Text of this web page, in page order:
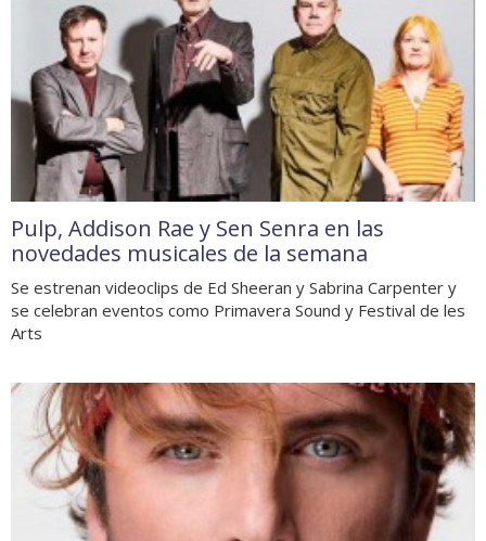
Pulp, Addison Rae y Sen Senra en las
novedades musicales de la semana
Se estrenan videoclips de Ed Sheeran y Sabrina Carpenter y
se celebran eventos como Primavera Sound y Festival de les
Arts